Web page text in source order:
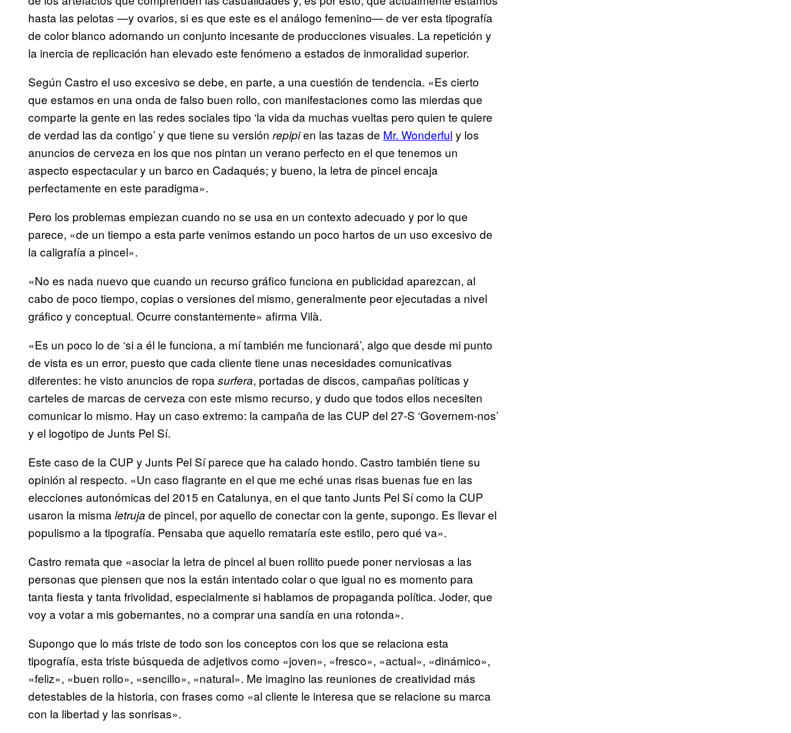
hasta las pelotas —y ovarios, si es que este es el análogo femenino— de ver esta tipografía
de color blanco adornando un conjunto incesante de producciones visuales. La repetición y
la inercia de replicación han elevado este fenómeno a estados de inmoralidad superior.
Según Castro el uso excesivo se debe, en parte, a una cuestión de tendencia. «Es cierto
que estamos en una onda de falso buen rollo, con manifestaciones como las mierdas que
comparte la gente en las redes sociales tipo ‘la vida da muchas vueltas pero quien te quiere
de verdad las da contigo’ y que tiene su versión repipien las tazas de Mr. Wonderful y los
anuncios de cerveza en los que nos pintan un verano perfecto en el que tenemos un
aspecto espectacular y un barco en Cadaqués; y bueno, la letra de pincel encaja
perfectamente en este paradigma».
Pero los problemas empiezan cuando no se usa en un contexto adecuado y por lo que
parece, «de un tiempo a esta parte venimos estando un poco hartos de un uso excesivo de
la caligrafía a pincel».
«No es nada nuevo que cuando un recurso gráfico funciona en publicidad aparezcan, al
cabo de poco tiempo, copias o versiones del mismo, generalmente peor ejecutadas a nivel
gráfico y conceptual. Ocurre constantemente» afirma Vilà.
«Es un poco lo de ‘si a él le funciona, a mí también me funcionará’, algo que desde mi punto
de vista es un error, puesto que cada cliente tiene unas necesidades comunicativas
diferentes: he visto anuncios de ropa surfera, portadas de discos, campañas políticas y
carteles de marcas de cerveza con este mismo recurso, y dudo que todos ellos necesiten
comunicar lo mismo. Hay un caso extremo: la campaña de las CUP del 27-S ‘Governem-nos’
y el logotipo de Junts Pel Sí.
Este caso de la CUP y Junts Pel Sí parece que ha calado hondo. Castro también tiene su
opinión al respecto. «Un caso flagrante en el que me eché unas risas buenas fue en las
elecciones autonómicas del 2015 en Catalunya, en el que tanto Junts Pel Sí como la CUP
usaron la misma letruja de pincel, por aquello de conectar con la gente, supongo. Es llevar el
populismo a la tipografía. Pensaba que aquello remataría este estilo, pero qué va».
Castro remata que «asociar la letra de pincel al buen rollito puede poner nerviosas a las
personas que piensen que nos la están intentado colar o que igual no es momento para
tanta fiesta y tanta frivolidad, especialmente si hablamos de propaganda política. Joder, que
voy a votar a mis gobernantes, no a comprar una sandía en una rotonda».
Supongo que lo más triste de todo son los conceptos con los que se relaciona esta
tipografía, esta triste búsqueda de adjetivos como «joven», «fresco», «actual», «dinámico»,
«feliz», «buen rollo», «sencillo», «natural». Me imagino las reuniones de creatividad más
detestables de la historia, con frases como «al cliente le interesa que se relacione su marca
con la libertad y las sonrisas».